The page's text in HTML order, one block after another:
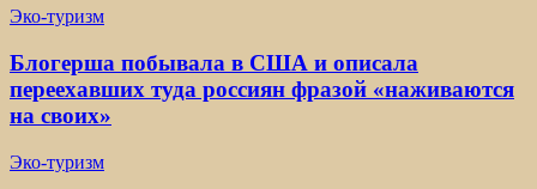
Эко-туризм
Блогерша побывала в США и описала
переехавших туда россиян фразой «наживаются
на своих»
Эко-туризм